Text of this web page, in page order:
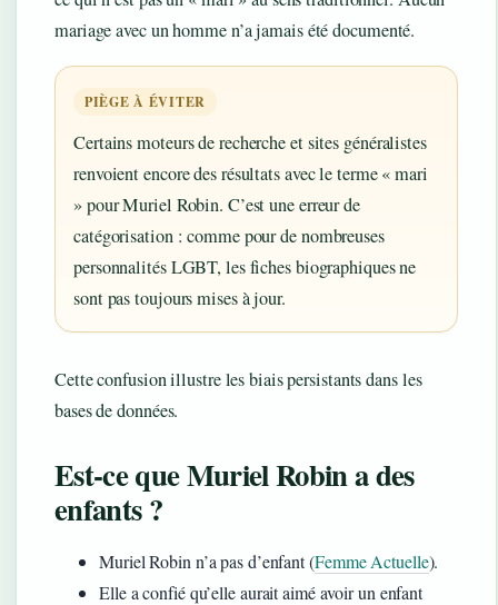
mariage avec un homme n’a jamais été documenté.
PIÈGE À ÉVITER
Certains moteurs de recherche et sites généralistes
renvoient encore des résultats avec le terme « mari
» pour Muriel Robin. C’est une erreur de
catégorisation : comme pour de nombreuses
personnalités LGBT, les fiches biographiques ne
sont pas toujours mises à jour.
Cette confusion illustre les biais persistants dans les
bases de données.
Est-ce que Muriel Robin a des
enfants ?
Muriel Robin n’a pas d’enfant (Femme Actuelle).
Elle a confié qu’elle aurait aimé avoir un enfant